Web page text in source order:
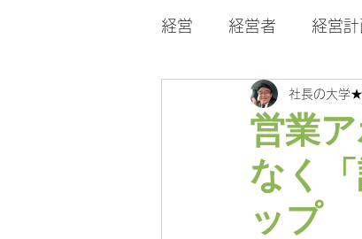
経営 経営者 経営計
マネジメント 営
営業
なく
ップ
社長の大学